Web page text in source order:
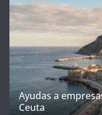
Ayudas a
Ceuta